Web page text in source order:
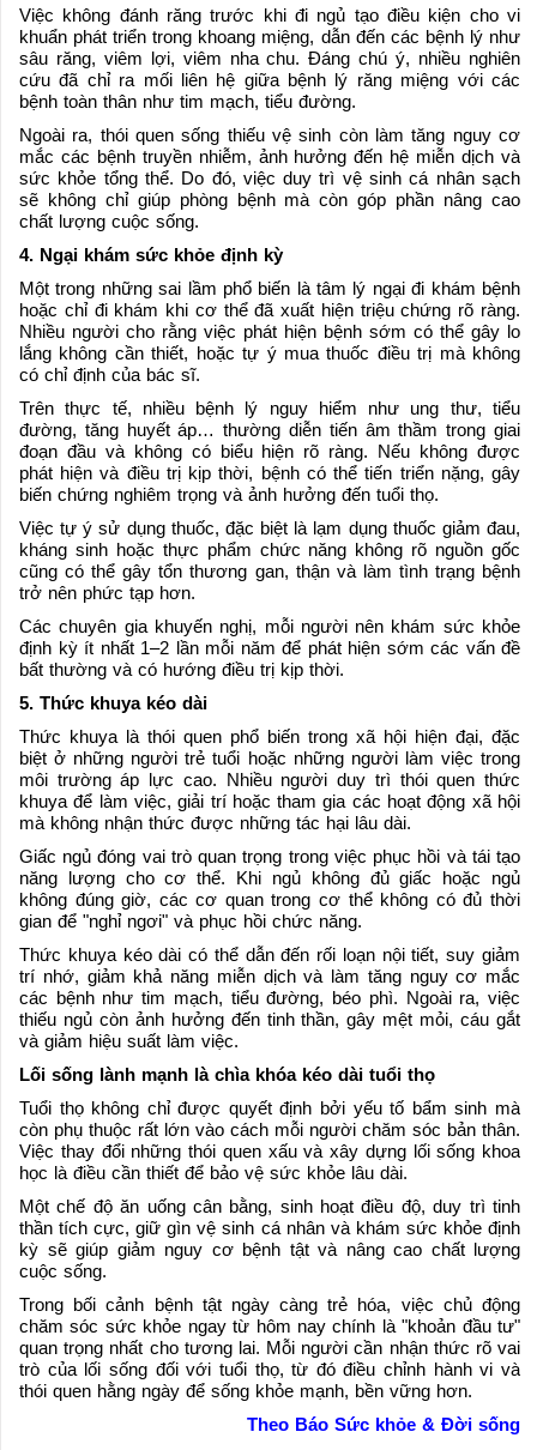
Việc không đánh răng trước khi đi ngủ tạo điều kiện cho vi
khuẩn phát triển trong khoang miệng, dẫn đến các bệnh lý như
sâu răng, viêm lợi, viêm nha chu. Đáng chú ý, nhiều nghiên
cứu đã chỉ ra mối liên hệ giữa bệnh lý răng miệng với các
bệnh toàn thân như tim mạch, tiểu đường.
Ngoài ra, thói quen sống thiếu vệ sinh còn làm tăng nguy cơ
mắc các bệnh truyền nhiễm, ảnh hưởng đến hệ miễn dịch và
sức khỏe tổng thể. Do đó, việc duy trì vệ sinh cá nhân sạch
sẽ không chỉ giúp phòng bệnh mà còn góp phần nâng cao
chất lượng cuộc sống.
4. Ngại khám sức khỏe định kỳ
Một trong những sai lầm phổ biến là tâm lý ngại đi khám bệnh
hoặc chỉ đi khám khi cơ thể đã xuất hiện triệu chứng rõ ràng.
Nhiều người cho rằng việc phát hiện bệnh sớm có thể gây lo
lắng không cần thiết, hoặc tự ý mua thuốc điều trị mà không
có chỉ định của bác sĩ.
Trên thực tế, nhiều bệnh lý nguy hiểm như ung thư, tiểu
đường, tăng huyết áp… thường diễn tiến âm thầm trong giai
đoạn đầu và không có biểu hiện rõ ràng. Nếu không được
phát hiện và điều trị kịp thời, bệnh có thể tiến triển nặng, gây
biến chứng nghiêm trọng và ảnh hưởng đến tuổi thọ.
Việc tự ý sử dụng thuốc, đặc biệt là lạm dụng thuốc giảm đau,
kháng sinh hoặc thực phẩm chức năng không rõ nguồn gốc
cũng có thể gây tổn thương gan, thận và làm tình trạng bệnh
trở nên phức tạp hơn.
Các chuyên gia khuyến nghị, mỗi người nên khám sức khỏe
định kỳ ít nhất 1–2 lần mỗi năm để phát hiện sớm các vấn đề
bất thường và có hướng điều trị kịp thời.
5. Thức khuya kéo dài
Thức khuya là thói quen phổ biến trong xã hội hiện đại, đặc
biệt ở những người trẻ tuổi hoặc những người làm việc trong
môi trường áp lực cao. Nhiều người duy trì thói quen thức
khuya để làm việc, giải trí hoặc tham gia các hoạt động xã hội
mà không nhận thức được những tác hại lâu dài.
Giấc ngủ đóng vai trò quan trọng trong việc phục hồi và tái tạo
năng lượng cho cơ thể. Khi ngủ không đủ giấc hoặc ngủ
không đúng giờ, các cơ quan trong cơ thể không có đủ thời
gian để "nghỉ ngơi" và phục hồi chức năng.
Thức khuya kéo dài có thể dẫn đến rối loạn nội tiết, suy giảm
trí nhớ, giảm khả năng miễn dịch và làm tăng nguy cơ mắc
các bệnh như tim mạch, tiểu đường, béo phì. Ngoài ra, việc
thiếu ngủ còn ảnh hưởng đến tinh thần, gây mệt mỏi, cáu gắt
và giảm hiệu suất làm việc.
Lối sống lành mạnh là chìa khóa kéo dài tuổi thọ
Tuổi thọ không chỉ được quyết định bởi yếu tố bẩm sinh mà
còn phụ thuộc rất lớn vào cách mỗi người chăm sóc bản thân.
Việc thay đổi những thói quen xấu và xây dựng lối sống khoa
học là điều cần thiết để bảo vệ sức khỏe lâu dài.
Một chế độ ăn uống cân bằng, sinh hoạt điều độ, duy trì tinh
thần tích cực, giữ gìn vệ sinh cá nhân và khám sức khỏe định
kỳ sẽ giúp giảm nguy cơ bệnh tật và nâng cao chất lượng
cuộc sống.
Trong bối cảnh bệnh tật ngày càng trẻ hóa, việc chủ động
chăm sóc sức khỏe ngay từ hôm nay chính là "khoản đầu tư"
quan trọng nhất cho tương lai. Mỗi người cần nhận thức rõ vai
trò của lối sống đối với tuổi thọ, từ đó điều chỉnh hành vi và
thói quen hằng ngày để sống khỏe mạnh, bền vững hơn.
Theo Báo Sức khỏe & Đời sống